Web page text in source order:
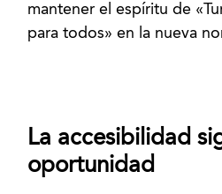
mantener el espíritu de
para todos» en la nueva
La accesibilidad
oportunidad